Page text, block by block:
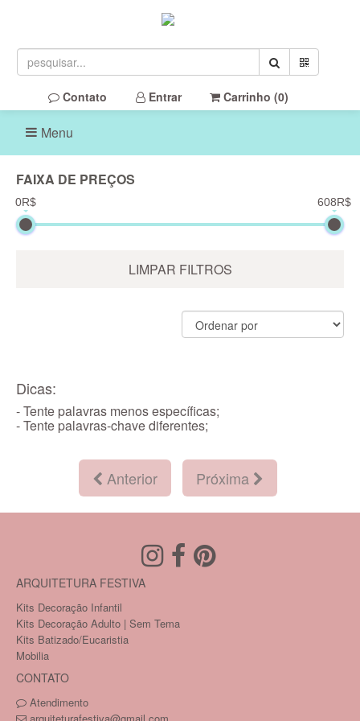
Contato Entrar Carrinho (0)
Menu
FAIXA DE PREÇOS
0R$ 608R$
LIMPAR FILTROS
Dicas:
- Tente palavras menos específicas;
- Tente palavras-chave diferentes;
Anterior Próxima
ARQUITETURA FESTIVA
Kits Decoração Infantil
Kits Decoração Adulto | Sem Tema
Kits Batizado/Eucaristia
Mobilia
CONTATO
Atendimento